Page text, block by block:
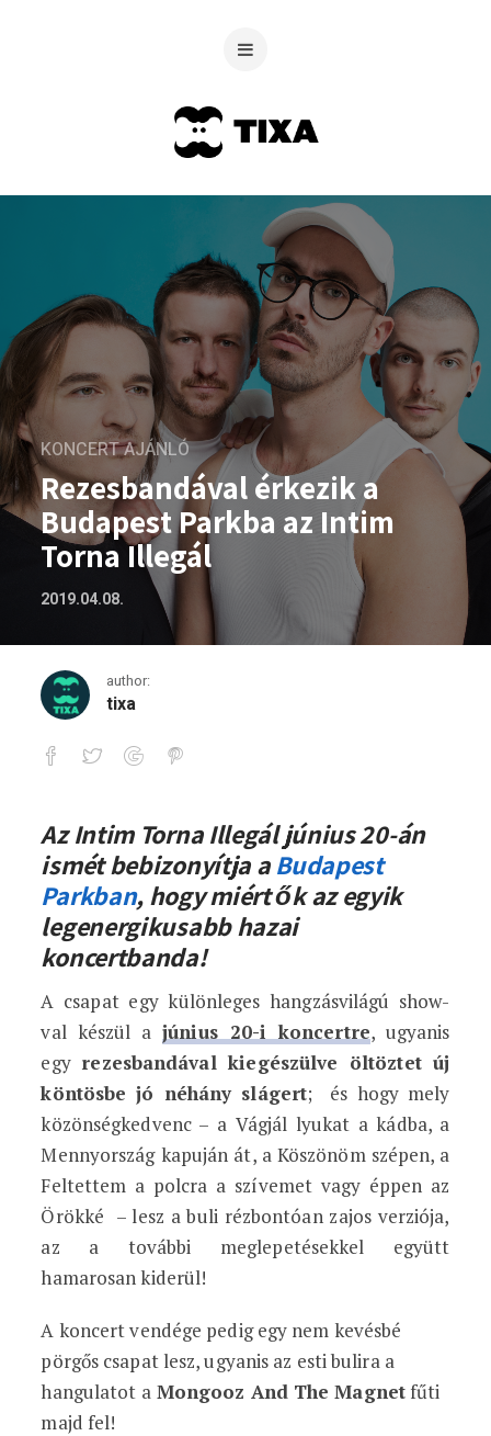
KONCERT AJÁNLÓ
Rezesbandával érkezik a
Budapest Parkba az Intim
Torna Illegál
2019.04.08.
author:
tixa
Rezesbandával érkezik a Budapest
Az Intim Torna Illegál június 20-án
ismét bebizonyítja aBudapest
Parkban, hogy miért ők az egyik
legenergikusabb hazai
koncertbanda!
A csapat egy különleges hangzásvilágú show-
val készül ajúnius 20-i koncertre, ugyanis
egy rezesbandával kiegészülve öltöztet új
köntösbe jó néhány slágert; és hogy mely
közönségkedvenc – a Vágjál lyukat a kádba, a
Mennyország kapuján át, a Köszönöm szépen, a
Feltettem a polcra a szívemet vagy éppen az
Örökké – lesz a buli rézbontóan zajos verziója,
az a további meglepetésekkel együtt
hamarosan kiderül!
A koncert vendége pedig egy nem kevésbé
pörgős csapat lesz, ugyanis az esti bulira a
hangulatot aMongooz And The Magnetfűti
majd fel!